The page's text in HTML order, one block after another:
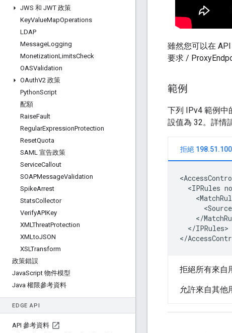
JWS 和 JWT 政策
KeyValueMapOperations
LDAP
MessageLogging
MonetizationLimitsCheck
OASValidation
OAuthV2 政策
PythonScript
配額
RaiseFault
RegularExpressionProtection
ResetQuota
SAML 宣告政策
ServiceCallout
SOAPMessageValidation
SpikeArrest
StatsCollector
VerifyAPIKey
XMLThreatProtection
XMLtoJSON
XSLTransform
政策錯誤
JavaScript 物件模型
Java 權限參考資料
EDGE API
API 參考資料
雖然您可以在
要求 /
範例
下列 IPv4 範例中
設值為 32。詳情
拒絕
<IPRules
</
  </IPRules>
</
拒絕所有來自
允許來自其他